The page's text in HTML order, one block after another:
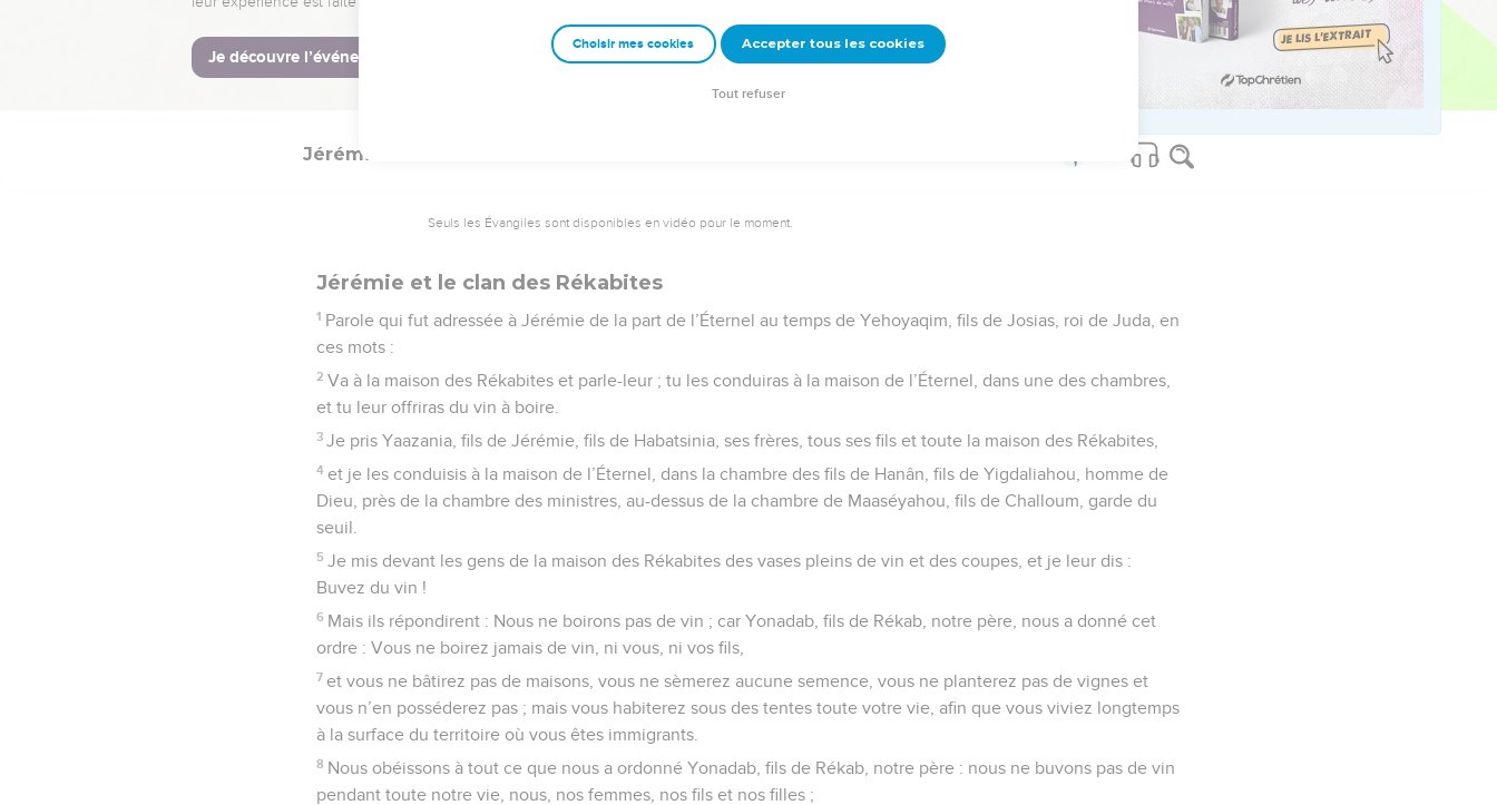
habitants.
© Société biblique française – Bibli’O, 1978, avec autorisation. Pour vous procurer une Bible imprimée, rendez-vous sur www.editionsbiblio.fr
Jérémie
Seuls les Évangiles sont disponibles en vidéo pour le moment.
Jérémie et le clan des Rékabites
1 Parole qui fut adressée à Jérémie de la part de l’Éternel au temps de Yehoyaqim, fils de Josias, roi de Juda, en
ces mots :
2 Va à la maison des Rékabites et parle-leur ; tu les conduiras à la maison de l’Éternel, dans une des chambres,
et tu leur offriras du vin à boire.
3 Je pris Yaazania, fils de Jérémie, fils de Habatsinia, ses frères, tous ses fils et toute la maison des Rékabites,
4 et je les conduisis à la maison de l’Éternel, dans la chambre des fils de Hanân, fils de Yigdaliahou, homme de
Dieu, près de la chambre des ministres, au-dessus de la chambre de Maaséyahou, fils de Challoum, garde du
seuil.
5 Je mis devant les gens de la maison des Rékabites des vases pleins de vin et des coupes, et je leur dis :
Buvez du vin !
6 Mais ils répondirent : Nous ne boirons pas de vin ; car Yonadab, fils de Rékab, notre père, nous a donné cet
ordre : Vous ne boirez jamais de vin, ni vous, ni vos fils,
7 et vous ne bâtirez pas de maisons, vous ne sèmerez aucune semence, vous ne planterez pas de vignes et
vous n’en posséderez pas ; mais vous habiterez sous des tentes toute votre vie, afin que vous viviez longtemps
à la surface du territoire où vous êtes immigrants.
8 Nous obéissons à tout ce que nous a ordonné Yonadab, fils de Rékab, notre père : nous ne buvons pas de vin
pendant toute notre vie, nous, nos femmes, nos fils et nos filles ;
Choisir mes cookies Accepter tous les cookies
Tout refuser